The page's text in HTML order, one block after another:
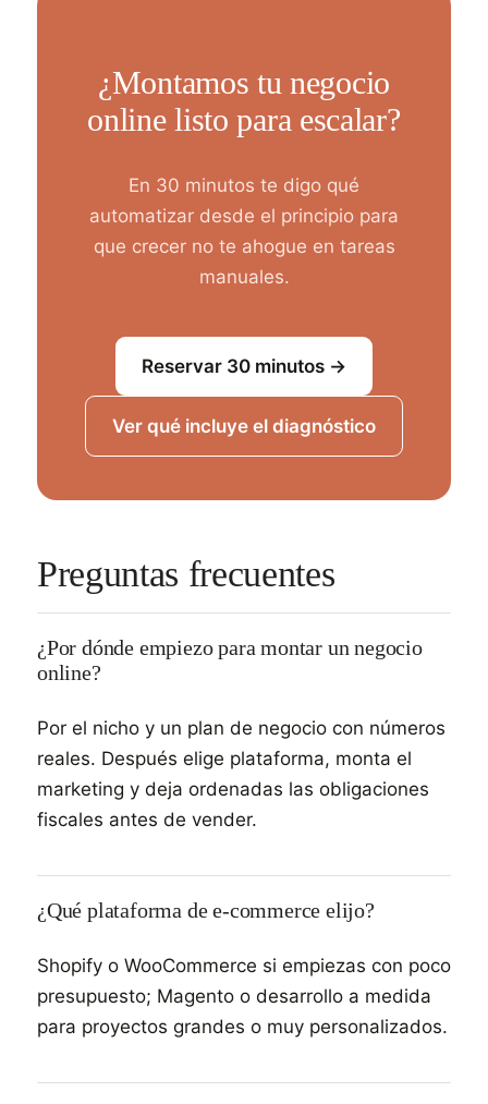
¿Montamos tu negocio
online listo para escalar?
En 30 minutos te digo qué
automatizar desde el principio para
que crecer no te ahogue en tareas
manuales.
Reservar 30 minutos →
Ver qué incluye el diagnóstico
Preguntas frecuentes
¿Por dónde empiezo para montar un negocio
online?
Por el nicho y un plan de negocio con números
reales. Después elige plataforma, monta el
marketing y deja ordenadas las obligaciones
fiscales antes de vender.
¿Qué plataforma de e-commerce elijo?
Shopify o WooCommerce si empiezas con poco
presupuesto; Magento o desarrollo a medida
para proyectos grandes o muy personalizados.